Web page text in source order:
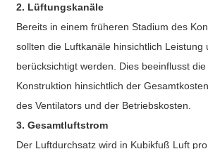
2. Lüftungskanäle
Bereits in einem früheren Stadium des
sollten die Luftkanäle hinsichtlich Leistung
berücksichtigt werden. Dies beeinflusst
Konstruktion hinsichtlich der
des Ventilators und der Betriebskosten.
3. Gesamtluftstrom
Der Luftdurchsatz wird in Kubikfuß Luft